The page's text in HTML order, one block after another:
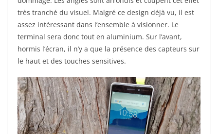
très tranché du visuel. Malgré ce design déjà vu, il est
assez intéressant dans l’ensemble à visionner. Le
terminal sera donc tout en aluminium. Sur l’avant,
hormis l’écran, il n’y a que la présence des capteurs sur
le haut et des touches sensitives.